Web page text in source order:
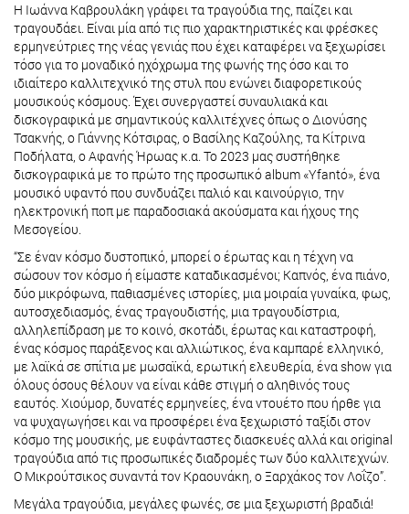
Η Ιωάννα Καβρουλάκη γράφει τα τραγούδια της, παίζει και
τραγουδάει. Είναι μία από τις πιο χαρακτηριστικές και φρέσκες
ερμηνεύτριες της νέας γενιάς που έχει καταφέρει να ξεχωρίσει
τόσο για το μοναδικό ηχόχρωμα της φωνής της όσο και το
ιδιαίτερο καλλιτεχνικό της στυλ που ενώνει διαφορετικούς
μουσικούς κόσμους. Έχει συνεργαστεί συναυλιακά και
δισκογραφικά με σημαντικούς καλλιτέχνες όπως ο Διονύσης
Τσακνής, ο Γιάννης Κότσιρας, ο Βασίλης Καζούλης, τα Κίτρινα
Ποδήλατα, ο Αφανής Ήρωας κ.α. To 2023 μας συστήθηκε
δισκογραφικά με το πρώτο της προσωπικό album «Yfantό», ένα
μουσικό υφαντό που συνδυάζει παλιό και καινούργιο, την
ηλεκτρονική ποπ με παραδοσιακά ακούσματα και ήχους της
Μεσογείου.
“Σε έναν κόσμο δυστοπικό, μπορεί ο έρωτας και η τέχνη να
σώσουν τον κόσμο ή είμαστε καταδικασμένοι; Καπνός, ένα πιάνο,
δύο μικρόφωνα, παθιασμένες ιστορίες, μια μοιραία γυναίκα, φως,
αυτοσχεδιασμός, ένας τραγουδιστής, μια τραγουδίστρια,
αλληλεπίδραση με το κοινό, σκοτάδι, έρωτας και καταστροφή,
ένας κόσμος παράξενος και αλλιώτικος, ένα καμπαρέ ελληνικό,
με λαϊκά σε σπίτια με μωσαϊκά, ερωτική ελευθερία, ένα show για
όλους όσους θέλουν να είναι κάθε στιγμή ο αληθινός τους
εαυτός. Χιούμορ, δυνατές ερμηνείες, ένα ντουέτο που ήρθε για
να ψυχαγωγήσει και να προσφέρει ένα ξεχωριστό ταξίδι στον
κόσμο της μουσικής, με ευφάνταστες διασκευές αλλά και original
τραγούδια από τις προσωπικές διαδρομές των δύο καλλιτεχνών.
Ο Μικρούτσικος συναντά τον Κραουνάκη, ο Ξαρχάκος τον Λοΐζο”.
Μεγάλα τραγούδια, μεγάλες φωνές, σε μια ξεχωριστή βραδιά!